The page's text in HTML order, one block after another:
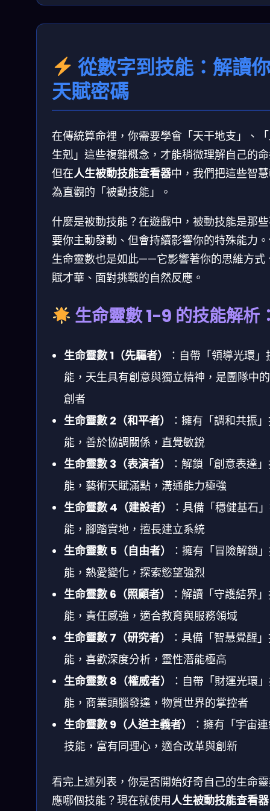
從數字到技能：解讀
天賦密碼
在傳統算命裡，你需要學會「天干地支」、
生剋」這些複雜概念，才能稍微理解自己的
但在人生被動技能查看器中，我們把這些智
為直觀的「被動技能」。
什麼是被動技能？在遊戲中，被動技能是那
要你主動發動、但會持續影響你的特殊能力
生命靈數也是如此——它影響著你的思維方式
賦才華、面對挑戰的自然反應。
生命靈數 1-9 的技能解析
生命靈數 1（先驅者）
：自帶「領導光環」
能，天生具有創意與獨立精神，是團隊中
創者
生命靈數 2（和平者）
：擁有「調和共振
能，善於協調關係，直覺敏銳
生命靈數 3（表演者）
：解鎖「創意表達
能，藝術天賦滿點，溝通能力極強
生命靈數 4（建設者）
：具備「穩健基石
能，腳踏實地，擅長建立系統
生命靈數 5（自由者）
：擁有「冒險解鎖
能，熱愛變化，探索慾望強烈
生命靈數 6（照顧者）
：解讀「守護結界
能，責任感強，適合教育與服務領域
生命靈數 7（研究者）
：具備「智慧覺醒
能，喜歡深度分析，靈性潛能極高
生命靈數 8（權威者）
：自帶「財運光環
能，商業頭腦發達，物質世界的掌控者
生命靈數 9（人道主義者）
：擁有「宇宙
技能，富有同理心，適合改革與創新
看完上述列表，你是否開始好奇自己的生命
應哪個技能？現在就使用人生被動技能查看器